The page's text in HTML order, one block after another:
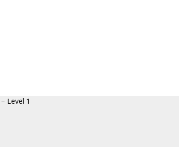
Level 1